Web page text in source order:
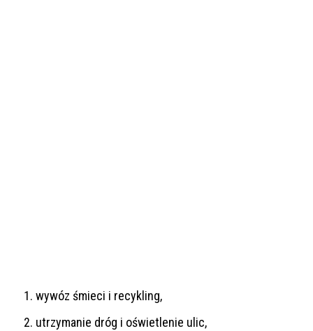
wywóz śmieci i recykling,
utrzymanie dróg i oświetlenie ulic,